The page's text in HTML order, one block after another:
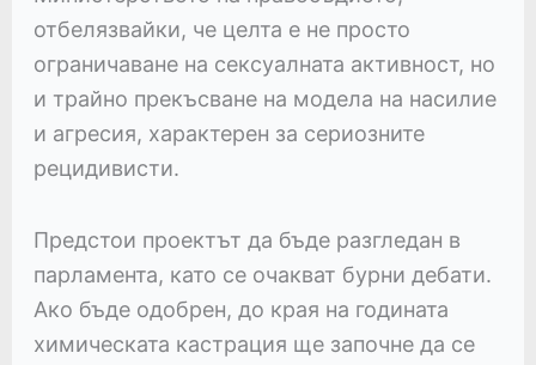
отбелязвайки, че целта е не просто
ограничаване на сексуалната активност, но
и трайно прекъсване на модела на насилие
и агресия, характерен за сериозните
рецидивисти.
Предстои проектът да бъде разгледан в
парламента, като се очакват бурни дебати.
Ако бъде одобрен, до края на годината
химическата кастрация ще започне да се